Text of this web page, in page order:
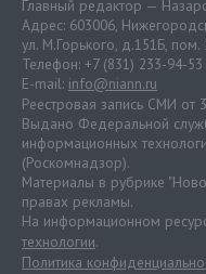
Главный редактор —
Адрес: 603006,
ул. М.Горького, д.151Б, пом.
Телефон: +7 (831) 233-94-53
E-mail: info@niann.ru
Реестровая запись СМИ
Выдано Федеральной
информационных
(Роскомнадзор).
Материалы в рубрике
правах рекламы.
На информационном
технологии.
Политика